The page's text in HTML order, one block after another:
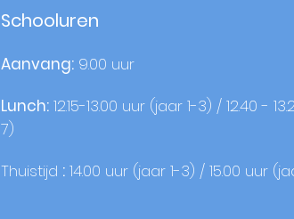
Schooluren
Aanvang: 9.00 uur
Lunch: 12.15-13.00 uur (jaar 1-3) / 12.40 -
7)
Thuistijd : 14.00 uur (jaar 1-3) / 15.00 uur